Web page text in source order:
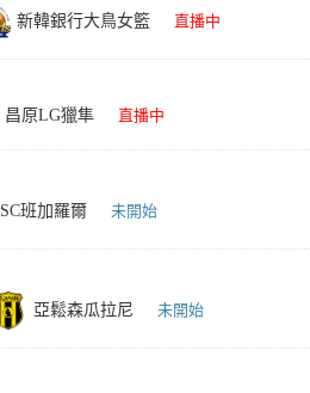
新韓銀行大鳥女籃 直播中
昌原LG獵隼 直播中
SC班加羅爾 未開始
亞鬆森瓜拉尼 未開始